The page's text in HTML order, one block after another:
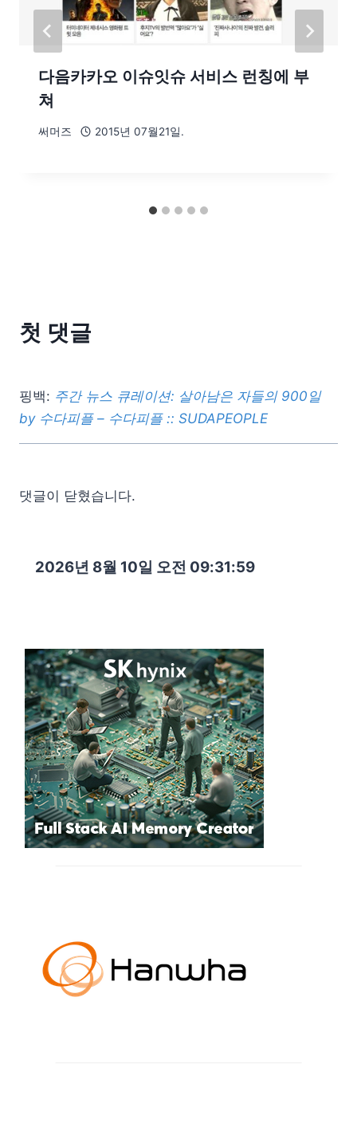
다음카카오 이슈잇슈 서비스 런칭에 부
쳐
써머즈 2015년 07월21일.
첫 댓글
핑백: 주간 뉴스 큐레이션: 살아남은 자들의 900일
by 수다피플 – 수다피플 :: SUDAPEOPLE
댓글이 닫혔습니다.
2026년 8월 10일 오전 09:32:00